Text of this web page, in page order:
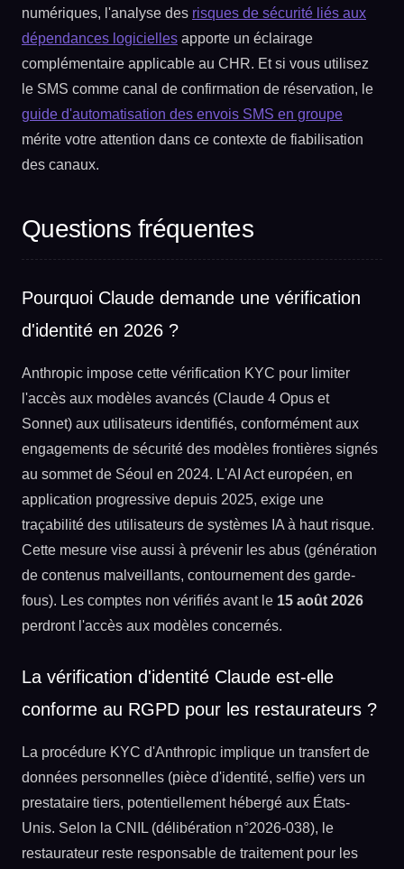
numériques, l'analyse des risques de sécurité liés aux
dépendances logicielles apporte un éclairage
complémentaire applicable au CHR. Et si vous utilisez
le SMS comme canal de confirmation de réservation, le
guide d'automatisation des envois SMS en groupe
mérite votre attention dans ce contexte de fiabilisation
des canaux.
Questions fréquentes
Pourquoi Claude demande une vérification
d'identité en 2026 ?
Anthropic impose cette vérification KYC pour limiter
l'accès aux modèles avancés (Claude 4 Opus et
Sonnet) aux utilisateurs identifiés, conformément aux
engagements de sécurité des modèles frontières signés
au sommet de Séoul en 2024. L'AI Act européen, en
application progressive depuis 2025, exige une
traçabilité des utilisateurs de systèmes IA à haut risque.
Cette mesure vise aussi à prévenir les abus (génération
de contenus malveillants, contournement des garde-
fous). Les comptes non vérifiés avant le 15 août 2026
perdront l'accès aux modèles concernés.
La vérification d'identité Claude est-elle
conforme au RGPD pour les restaurateurs ?
La procédure KYC d'Anthropic implique un transfert de
données personnelles (pièce d'identité, selfie) vers un
prestataire tiers, potentiellement hébergé aux États-
Unis. Selon la CNIL (délibération n°2026-038), le
restaurateur reste responsable de traitement pour les